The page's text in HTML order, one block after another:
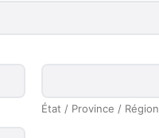
État / Province / Région